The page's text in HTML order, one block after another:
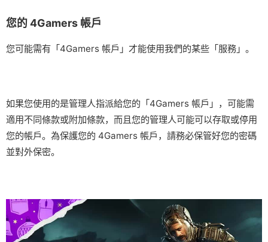
您的 4Gamers 帳戶
您可能需有「4Gamers 帳戶」才能使用我們的某些「服務」。
如果您使用的是管理人指派給您的「4Gamers 帳戶」，可能需
適用不同條款或附加條款，而且您的管理人可能可以存取或停用
您的帳戶。為保護您的 4Gamers 帳戶，請務必保管好您的密碼
並對外保密。